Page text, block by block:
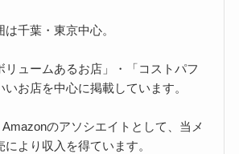
千葉・東京中心。
リュームあるお店」・「コストパフ
いお店を中心に掲載しています。
のアソシエイトとして、当メ
より収入を得ています。